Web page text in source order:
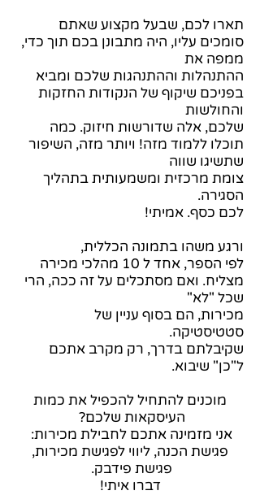
תארו לכם, שבעל מקצוע שאתם
סומכים עליו, היה מתבונן בכם תוך כדי,
ממפה את
ההתנהלות וההתנהגות שלכם ומביא
בפניכם שיקוף של הנקודות החזקות
והחולשות
שלכם, אלה שדורשות חיזוק. כמה
תוכלו ללמוד מזה! ויותר מזה, השיפור
שתשיגו שווה
צומת מרכזית ומשמעותית בתהליך
הסגירה.
לכם כסף. אמיתי!
ורגע משהו בתמונה הכללית,
לפי הספר, אחד ל 10 מהלכי מכירה
מצליח. ואם מסתכלים על זה ככה, הרי
שכל "לא"
מכירות, הם בסוף עניין של
סטטיסטיקה.
שקיבלתם בדרך, רק מקרב אתכם
ל"כן" שיבוא.
מוכנים להתחיל להכפיל את כמות
העיסקאות שלכם?
אני מזמינה אתכם לחבילת מכירות:
פגישת הכנה, ליווי לפגישת מכירות,
פגישת פידבק.
דברו איתי!